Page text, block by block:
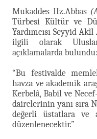
Mukaddes Hz.Abbas
Türbesi Kültür ve
Yardımcısı Seyyid
ilgili olarak
açıklamalarda bulundu:
“Bu festivalde
havza ve akademik
Kerbelâ, Babil ve
dairelerinin yanı sıra
değerli üstatlara ve
düzenlenecektir.”